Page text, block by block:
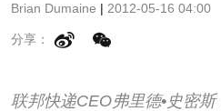
Brian Dumaine | 2012-05-16 04:00
分享：
联邦快递CEO弗里德•史密